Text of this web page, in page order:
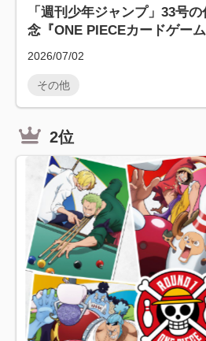
「週刊少年ジャンプ」33号
念『ONE PIECEカードゲー
2026/07/02
その他
2位